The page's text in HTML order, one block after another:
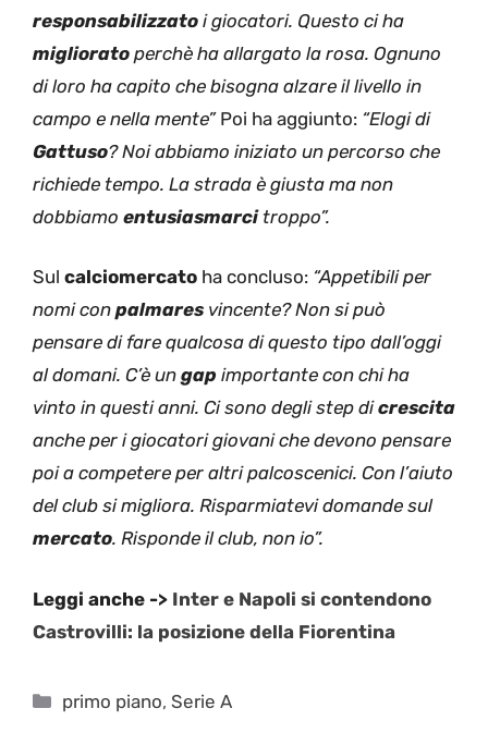
responsabilizzato i giocatori. Questo ci ha
migliorato perchè ha allargato la rosa. Ognuno
di loro ha capito che bisogna alzare il livello in
campo e nella mente”Poi ha aggiunto: “Elogi di
Gattuso? Noi abbiamo iniziato un percorso che
richiede tempo. La strada è giusta ma non
dobbiamo entusiasmarcitroppo”.
Sul calciomercato ha concluso: “Appetibili per
nomi con palmares vincente? Non si può
pensare di fare qualcosa di questo tipo dall’oggi
al domani. C’è un gap importante con chi ha
vinto in questi anni. Ci sono degli step dicrescita
anche per i giocatori giovani che devono pensare
poi a competere per altri palcoscenici. Con l’aiuto
del club si migliora. Risparmiatevi domande sul
mercato. Risponde il club, non io”.
Leggi anche -> Inter e Napoli si contendono
Castrovilli: la posizione della Fiorentina
Categorie
primo piano,Serie A